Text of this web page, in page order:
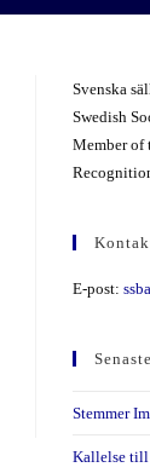
Svenska
Swedish
Member of
E-post:
Stemmer
Kallelse till